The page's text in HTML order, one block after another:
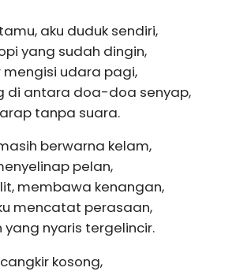
aku duduk sendiri,
yang sudah dingin,
udara pagi,
di antara doa-doa senyap,
tanpa suara.
berwarna kelam,
pelan,
membawa kenangan,
mencatat perasaan,
nyaris tergelincir.
kosong,